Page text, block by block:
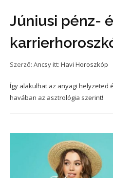
Júniusi pénz-
Szerző: Ancsy itt: Havi Horoszkóp
Így alakulhat az anyagi helyzeted
havában az asztrológia szerint!